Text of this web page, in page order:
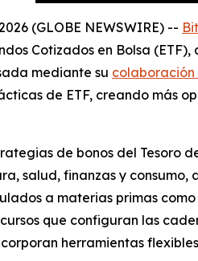
(GLOBE NEWSWIRE) --
Cotizados en Bolsa
mediante su colaboración
de ETF, creando más
de bonos del Tesoro
salud, finanzas y
a materias primas
que configuran las
herramientas